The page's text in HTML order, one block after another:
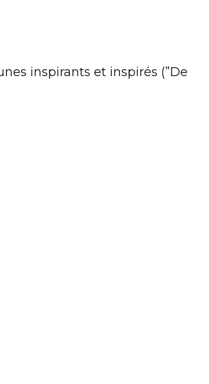
inspirants et inspirés (”De